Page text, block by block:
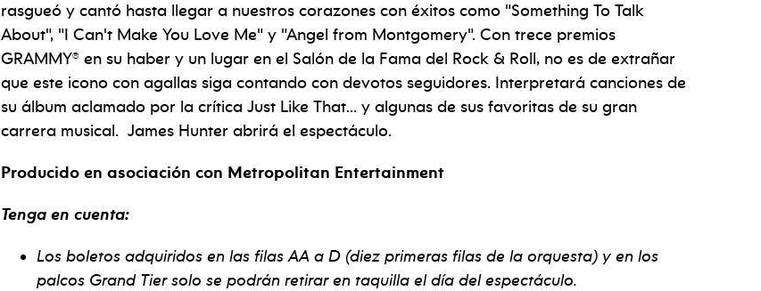
rasgueó y cantó hasta llegar a nuestros corazones con éxitos como "Something To Talk
About", "I Can't Make You Love Me" y "Angel from Montgomery". Con trece premios
GRAMMY® en su haber y un lugar en el Salón de la Fama del Rock & Roll, no es de extrañar
que este icono con agallas siga contando con devotos seguidores. Interpretará canciones de
su álbum aclamado por la crítica Just Like That… y algunas de sus favoritas de su gran
carrera musical. James Hunter abrirá el espectáculo.
Producido en asociación con Metropolitan Entertainment
Tenga en cuenta:
Los boletos adquiridos en las filas AA a D (diez primeras filas de la orquesta) y en los
palcos Grand Tier solo se podrán retirar en taquilla el día del espectáculo.